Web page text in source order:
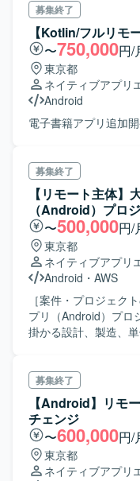
のプロパーのPMが
以降をお任せします
心業務となります。
上流工程からご参画
Slack、Jira等を使っております。 ◆体
ムは合計約20名で、
おり、 内6名が上位
Androidエンジニア2
⇒Kotlinにおける実装
るメンバーを補填す
底上げを図りたい。
iOS：Swift／Android
募集終了
【Kotlin/フルリモ
〜750,000円/
東京都
ネイティブアプリ
Android
電子書籍アプリ追加
募集終了
【リモート主体】
（Android）プロ
〜500,000円/
東京都
ネイティブアプリ
Android ・ AWS
［案件・プロジェ
プリ（Android）プ
掛かる設計、製造、
募集終了
【Android】リモ
チェンジ
〜600,000円/
東京都
ネイティブアプリ